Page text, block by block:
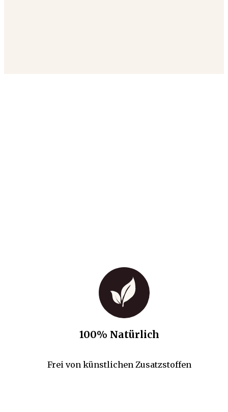
100% Natürlich
Frei von künstlichen Zusatzstoffen